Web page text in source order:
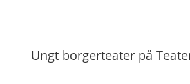
Ungt borgerteater på